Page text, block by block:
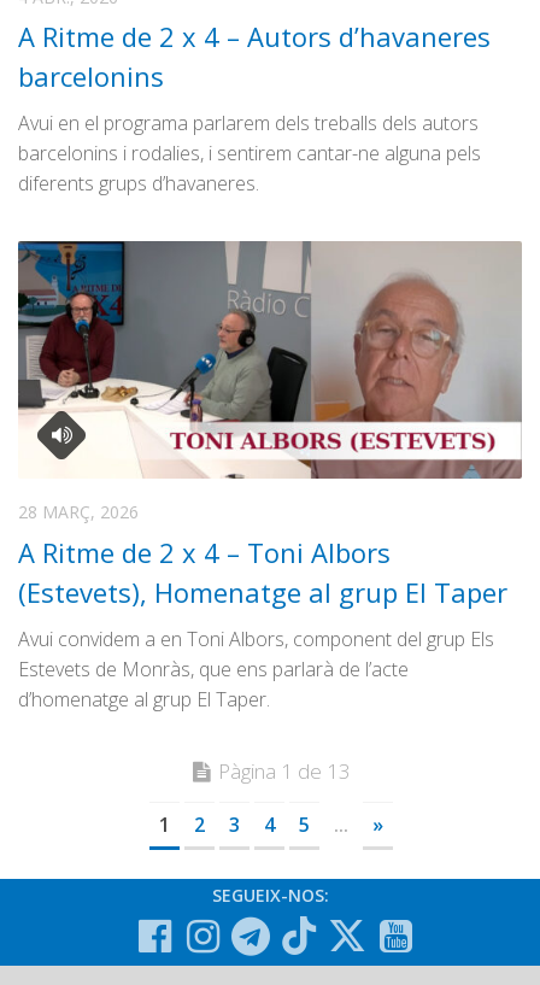
A Ritme de 2 x 4 – Autors d’havaneres
barcelonins
Avui en el programa parlarem dels treballs dels autors
barcelonins i rodalies, i sentirem cantar-ne alguna pels
diferents grups d’havaneres.
28 MARÇ, 2026
A Ritme de 2 x 4 – Toni Albors
(Estevets), Homenatge al grup El Taper
Avui convidem a en Toni Albors, component del grup Els
Estevets de Monràs, que ens parlarà de l’acte
d’homenatge al grup El Taper.
Pàgina 1 de 13
1 2 3 4 5 ... »
SEGUEIX-NOS: